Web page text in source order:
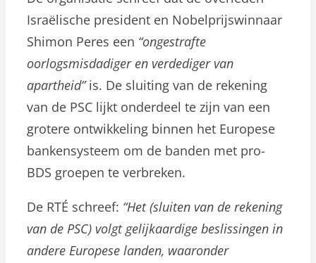
Israëlische president en Nobelprijswinnaar
Shimon Peres een “ongestrafte
oorlogsmisdadiger en verdediger van
apartheid”is. De sluiting van de rekening
van de PSC lijkt onderdeel te zijn van een
grotere ontwikkeling binnen het Europese
bankensysteem om de banden met pro-
BDS groepen te verbreken.
De RTÉ schreef: “Het (sluiten van de rekening
van de PSC) volgt gelijkaardige beslissingen in
andere Europese landen, waaronder